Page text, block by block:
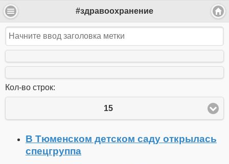
#здравоохранение
Кол-во строк:
15
В Тюменском детском саду открылась
спецгруппа